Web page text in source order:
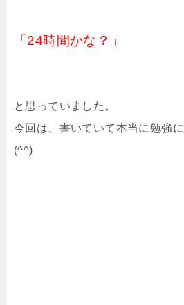
「24時間かな？」
と思っていました。
今回は、書いていて本当に勉強
(^^)